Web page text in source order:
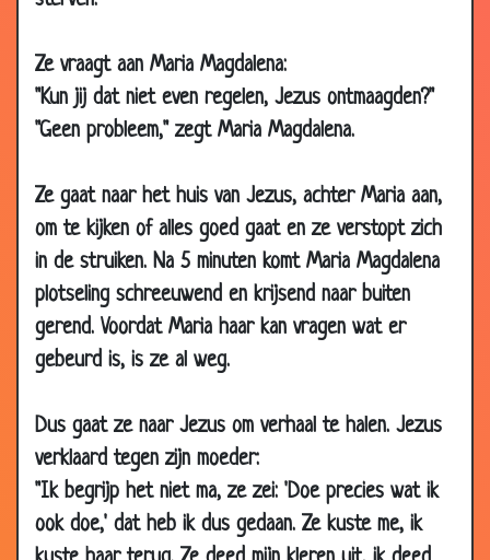
Ze vraagt aan Maria Magdalena:
"Kun jij dat niet even regelen, Jezus ontmaagden?"
"Geen probleem," zegt Maria Magdalena.
Ze gaat naar het huis van Jezus, achter Maria aan,
om te kijken of alles goed gaat en ze verstopt zich
in de struiken. Na 5 minuten komt Maria Magdalena
plotseling schreeuwend en krijsend naar buiten
gerend. Voordat Maria haar kan vragen wat er
gebeurd is, is ze al weg.
Dus gaat ze naar Jezus om verhaal te halen. Jezus
verklaard tegen zijn moeder:
"Ik begrijp het niet ma, ze zei: 'Doe precies wat ik
ook doe,' dat heb ik dus gedaan. Ze kuste me, ik
20 Sep 2007
99 firkadellen
13 Sep 2007
Naar de hemel
3.15
10 Sep 2007
De zeven
12 Aug 2007
Oh, lieve Heer
26 Jul 2007
In de synagoge
3.27
26 Jul 2007
Samen een auto kopen
2.72
15 Jul 2007
Borstelziekte
09 Jul 2007
Dagelijks gebed
25 Jun 2007
Plek in de hemel
08 Jun 2007
04 Jun 2007
Gezond eten
2.43
29 May 2007
Zieke dominee
2.78
14 May 2007
Hallelujah!
3.54